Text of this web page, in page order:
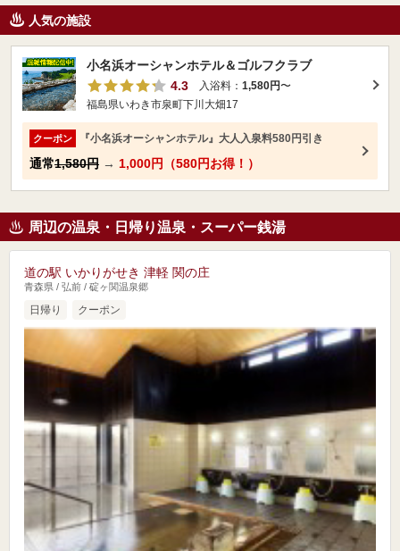
人気の施設
小名浜オーシャンホテル＆ゴルフクラブ
4.3
入浴料： 1,580円〜
福島県いわき市泉町下川大畑17
クーポン 『小名浜オーシャンホテル』大人入泉料580円引き
通常1,580円 → 1,000円（580円お得！）
周辺の温泉・日帰り温泉・スーパー銭湯
道の駅 いかりがせき 津軽 関の庄
青森県 / 弘前 / 碇ヶ関温泉郷
日帰り クーポン